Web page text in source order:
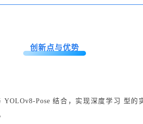
创新点与优势
Pose 结合，实现深度学习 型的